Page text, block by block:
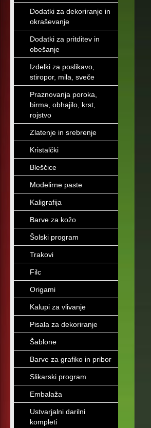
Dodatki za dekoriranje in
okraševanje
Dodatki za pritditev in
obešanje
Izdelki za poslikavo,
stiropor, mila, sveče
Praznovanja poroka,
birma, obhajilo, krst,
rojstvo
Zlatenje in srebrenje
Kristalčki
Bleščice
Modelirne paste
Kaligrafija
Barve za kožo
Šolski program
Trakovi
Filc
Origami
Kalupi za vlivanje
Pisala za dekoriranje
Šablone
Barve za grafiko in pribor
Slikarski program
Embalaža
Ustvarjalni darilni
kompleti